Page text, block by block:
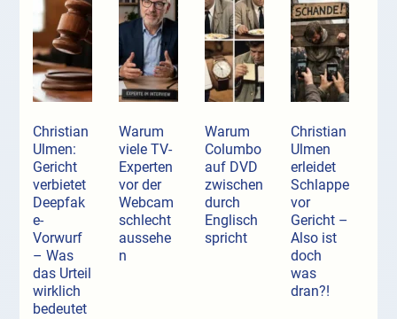
Christian
Ulmen:
Gericht
verbietet
Deepfak
e-
Vorwurf
– Was
das Urteil
wirklich
bedeutet
Warum
viele TV-
Experten
vor der
Webcam
schlecht
aussehe
n
Warum
Columbo
auf DVD
zwischen
durch
Englisch
spricht
Christian
Ulmen
erleidet
Schlappe
vor
Gericht –
Also ist
doch
was
dran?!